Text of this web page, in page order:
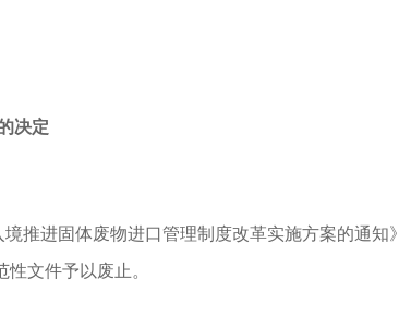
决定
推进固体废物进口管理制度改革实施方案的通知》
文件予以废止。